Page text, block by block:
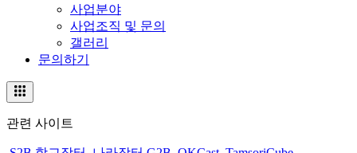
사업분야
사업조직 및 문의
갤러리
문의하기
관련 사이트